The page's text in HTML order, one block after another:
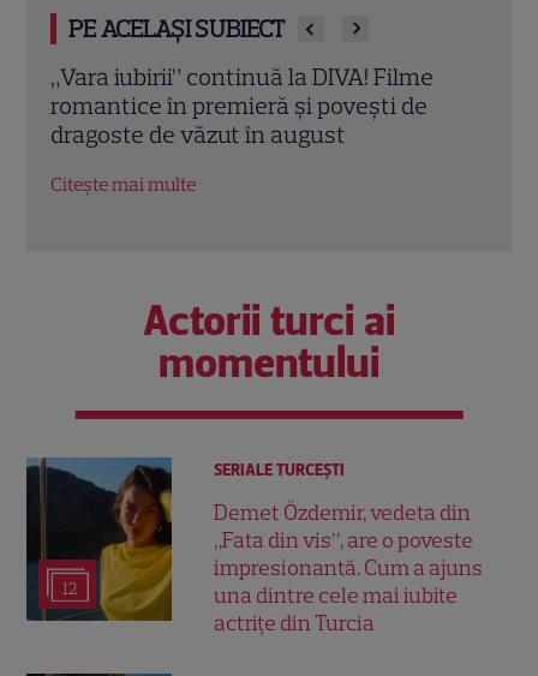
PE ACELAȘI SUBIECT
Eva Pavel a început filmările pentru noul
sezon „Apel la consilier”. Ce pregătește
la Kanal D
Citește mai multe
Actorii turci ai
momentului
12
SERIALE TURCEŞTI
Demet Özdemir, vedeta din
„Fata din vis”, are o poveste
impresionantă. Cum a ajuns
una dintre cele mai iubite
actrițe din Turcia